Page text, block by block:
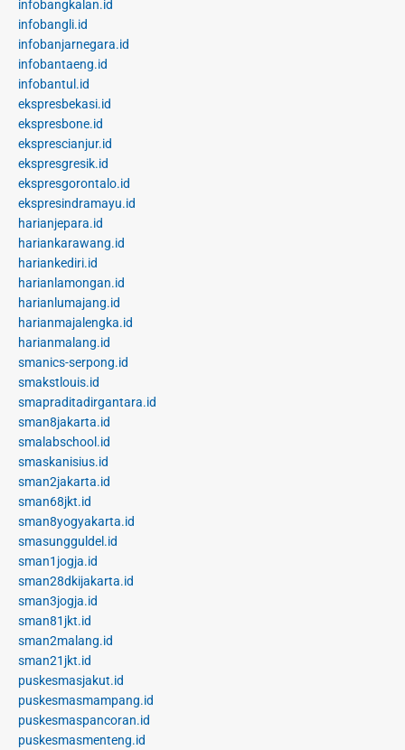
infobangkalan.id
infobangli.id
infobanjarnegara.id
infobantaeng.id
infobantul.id
ekspresbekasi.id
ekspresbone.id
eksprescianjur.id
ekspresgresik.id
ekspresgorontalo.id
ekspresindramayu.id
harianjepara.id
hariankarawang.id
hariankediri.id
harianlamongan.id
harianlumajang.id
harianmajalengka.id
harianmalang.id
smanics-serpong.id
smakstlouis.id
smapraditadirgantara.id
sman8jakarta.id
smalabschool.id
smaskanisius.id
sman2jakarta.id
sman68jkt.id
sman8yogyakarta.id
smasungguldel.id
sman1jogja.id
sman28dkijakarta.id
sman3jogja.id
sman81jkt.id
sman2malang.id
sman21jkt.id
puskesmasjakut.id
puskesmasmampang.id
puskesmaspancoran.id
puskesmasmenteng.id